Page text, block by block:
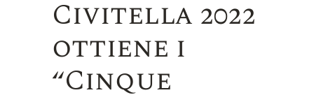
Civitella 2022
ottiene i
“Cinque